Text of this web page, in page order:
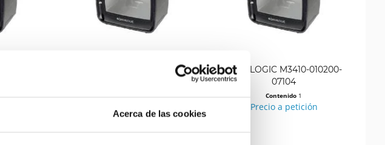
Acerca de las cookies
DATALOGIC M3410-010200-
Contenido1
DATALOGIC M3410-010200-
07104
Contenido 1
Precio a petición